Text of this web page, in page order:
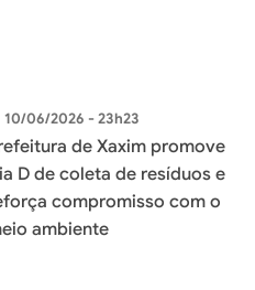
10/06/2026 - 23h23
de Xaxim promove
D de coleta de resíduos e
compromisso com o
ambiente